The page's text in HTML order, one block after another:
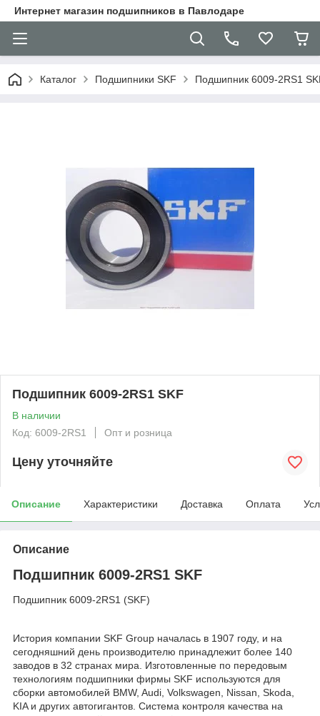
Интернет магазин подшипников в Павлодаре
Каталог Подшипники SKF Подшипник 6009-2RS1
Подшипник 6009-2RS1 SKF
В наличии
Код: 6009-2RS1
Опт и розница
Цену уточняйте
Описание Характеристики Доставка Оплата
Описание
Подшипник 6009-2RS1 SKF
Подшипник 6009-2RS1 (SKF)
История компании SKF Group началась в 1907 году, и на
сегодняшний день производителю принадлежит более 140
заводов в 32 странах мира. Изготовленные по передовым
технологиям подшипники фирмы SKF используются для
сборки автомобилей BMW, Audi, Volkswagen, Nissan, Skoda,
KIA и других автогигантов. Система контроля качества на